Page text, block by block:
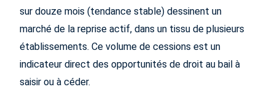
sur douze mois (tendance stable) dessinent un
marché de la reprise actif, dans un tissu de plusieurs
établissements. Ce volume de cessions est un
indicateur direct des opportunités de droit au bail à
saisir ou à céder.